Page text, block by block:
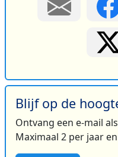
Blijf op de
Ontvang een e-mail
Maximaal 2 per jaar